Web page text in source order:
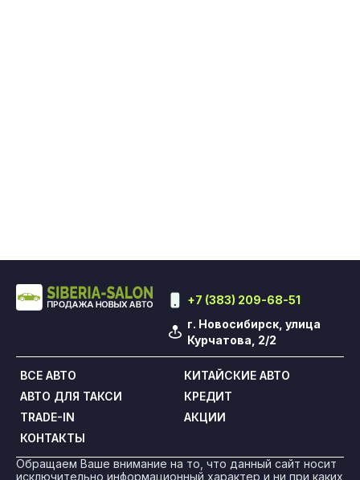
+7 (383) 209-68-51
г. Новосибирск, улица
Курчатова, 2/2
ВСЕ АВТО
КИТАЙСКИЕ АВТО
АВТО ДЛЯ ТАКСИ
КРЕДИТ
TRADE-IN
АКЦИИ
КОНТАКТЫ
Обращаем Ваше внимание на то, что данный сайт носит
исключительно информационный характер и ни при каких